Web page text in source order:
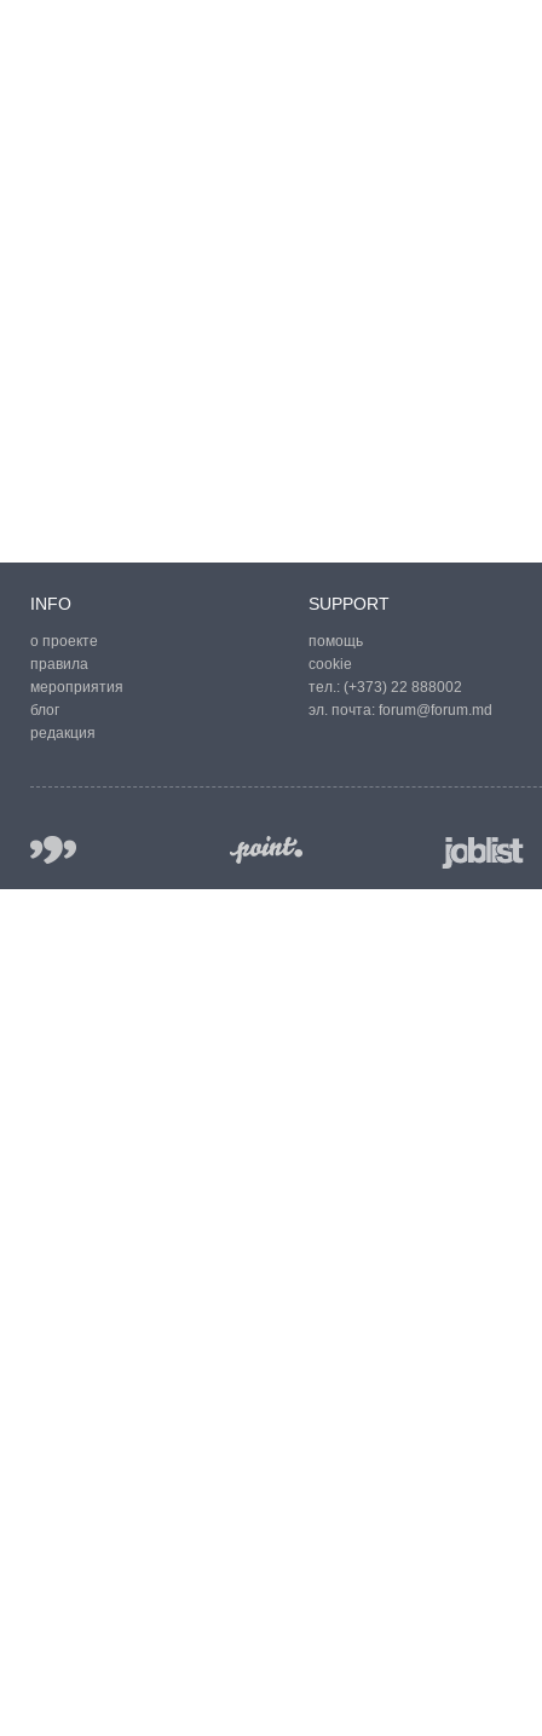
INFO
о проекте
правила
мероприятия
блог
редакция
SUPPORT
помощь
cookie
тел.: (+373) 22 888002
эл. почта: forum@forum.md